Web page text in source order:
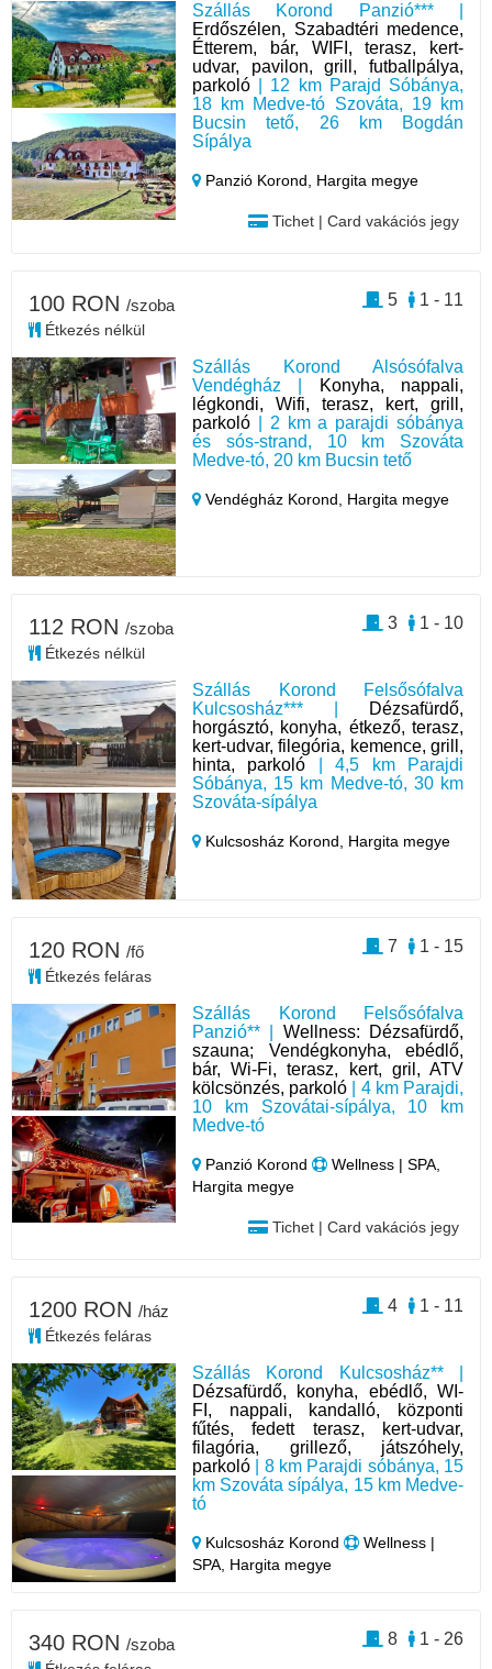
Szállás Korond Panzió*** |
Erdőszélen, Szabadtéri medence,
Étterem, bár, WIFI, terasz, kert-
udvar, pavilon, grill, futballpálya,
parkoló | 12 km Parajd Sóbánya,
18 km Medve-tó Szováta, 19 km
Bucsin tető, 26 km Bogdán
Sípálya
Panzió Korond, Hargita megye
Tichet | Card vakációs jegy
Szállás Korond Alsósófalva
Vendégház |
Konyha, nappali,
légkondi, Wifi, terasz, kert, grill,
parkoló | 2 km a parajdi sóbánya
és sós-strand, 10 km Szováta
Medve-tó, 20 km Bucsin tető
Vendégház Korond, Hargita megye
100 RON /szoba
Étkezés nélkül
1 - 11
5
Szállás Korond Felsősófalva
Kulcsosház*** |
Dézsafürdő,
horgásztó, konyha, étkező, terasz,
kert-udvar, filegória, kemence, grill,
hinta, parkoló | 4,5 km Parajdi
Sóbánya, 15 km Medve-tó, 30 km
Szováta-sípálya
Kulcsosház Korond, Hargita megye
112 RON /szoba
Étkezés nélkül
1 - 10
3
Szállás Korond Felsősófalva
Panzió** | Wellness: Dézsafürdő,
szauna; Vendégkonyha, ebédlő,
bár, Wi-Fi, terasz, kert, gril, ATV
kölcsönzés, parkoló | 4 km Parajdi,
10 km Szovátai-sípálya, 10 km
Medve-tó
Panzió Korond
Wellness | SPA,
Hargita megye
Tichet | Card vakációs jegy
120 RON /fő
Étkezés feláras
1 - 15
7
Szállás Korond Kulcsosház** |
Dézsafürdő, konyha, ebédlő, WI-
FI, nappali, kandalló, központi
fűtés, fedett terasz, kert-udvar,
filagória, grillező, játszóhely,
parkoló | 8 km Parajdi sóbánya, 15
km Szováta sípálya, 15 km Medve-
tó
Kulcsosház Korond
Wellness |
SPA, Hargita megye
1200 RON /ház
Étkezés feláras
1 - 11
4
340 RON /szoba 1 - 26
8